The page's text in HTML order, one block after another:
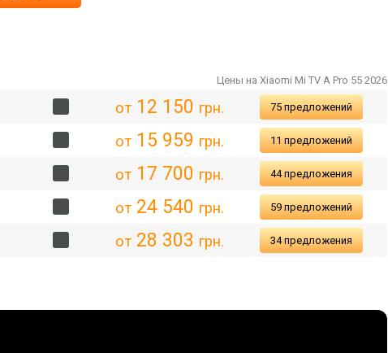
Цены на Xiaomi Mi TV A Pro 55 2026
от12 150 грн. 75 предложений
от15 959 грн. 11 предложений
от17 700 грн. 44 предложения
от24 540 грн. 59 предложений
от28 303 грн. 34 предложения